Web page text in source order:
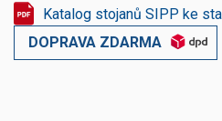
Katalog stojanů SIPP ke
DOPRAVA ZDARMA